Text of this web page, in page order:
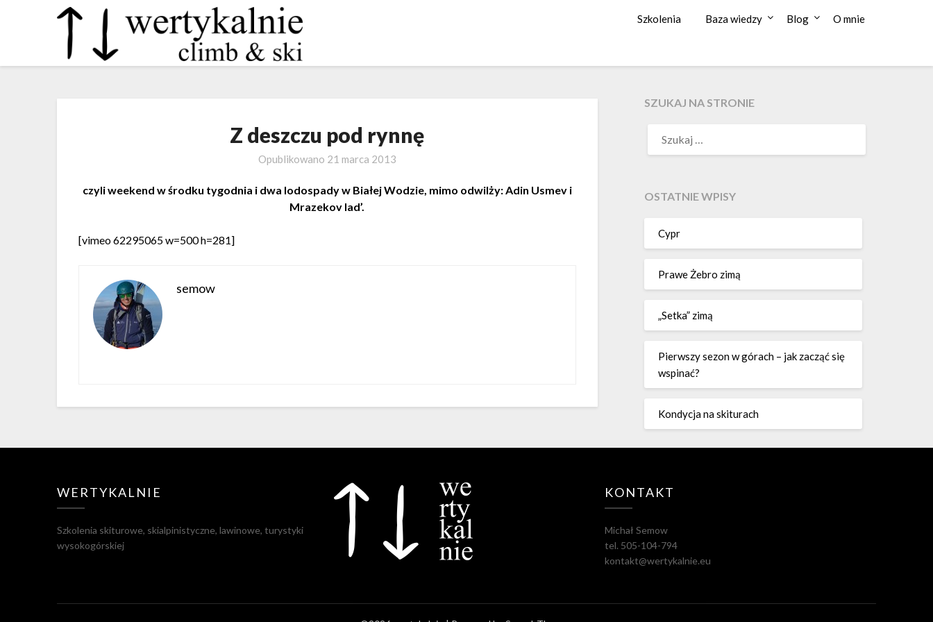
Szkolenia Baza wiedzy Blog O mnie
Z deszczu pod rynnę
Opublikowano 21 marca 2013
czyli weekend w środku tygodnia i dwa lodospady w Białej Wodzie, mimo odwilży: Adin Usmev i
Mrazekov lad’.
[vimeo 62295065 w=500 h=281]
semow
SZUKAJ NA STRONIE
OSTATNIE WPISY
Cypr
Prawe Żebro zimą
„Setka” zimą
Pierwszy sezon w górach – jak zacząć się
wspinać?
Kondycja na skiturach
WERTYKALNIE
Szkolenia skiturowe, skialpinistyczne, lawinowe, turystyki
wysokogórskiej
KONTAKT
Michał Semow
tel. 505-104-794
kontakt@wertykalnie.eu